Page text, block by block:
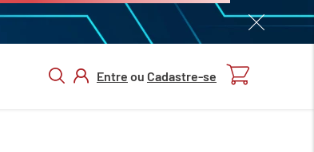
Entre ou Cadastre-se